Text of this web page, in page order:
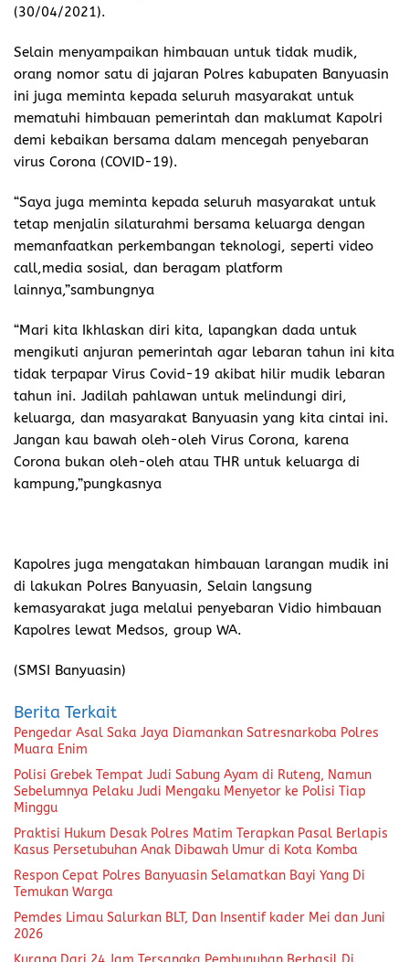
(30/04/2021).
Selain menyampaikan himbauan untuk tidak mudik,
orang nomor satu di jajaran Polres kabupaten Banyuasin
ini juga meminta kepada seluruh masyarakat untuk
mematuhi himbauan pemerintah dan maklumat Kapolri
demi kebaikan bersama dalam mencegah penyebaran
virus Corona (COVID-19).
“Saya juga meminta kepada seluruh masyarakat untuk
tetap menjalin silaturahmi bersama keluarga dengan
memanfaatkan perkembangan teknologi, seperti video
call,media sosial, dan beragam platform
lainnya,”sambungnya
“Mari kita Ikhlaskan diri kita, lapangkan dada untuk
mengikuti anjuran pemerintah agar lebaran tahun ini kita
tidak terpapar Virus Covid-19 akibat hilir mudik lebaran
tahun ini. Jadilah pahlawan untuk melindungi diri,
keluarga, dan masyarakat Banyuasin yang kita cintai ini.
Jangan kau bawah oleh-oleh Virus Corona, karena
Corona bukan oleh-oleh atau THR untuk keluarga di
kampung,”pungkasnya
Kapolres juga mengatakan himbauan larangan mudik ini
di lakukan Polres Banyuasin, Selain langsung
kemasyarakat juga melalui penyebaran Vidio himbauan
Kapolres lewat Medsos, group WA.
(SMSI Banyuasin)
Berita Terkait
Pengedar Asal Saka Jaya Diamankan Satresnarkoba Polres
Muara Enim
Polisi Grebek Tempat Judi Sabung Ayam di Ruteng, Namun
Sebelumnya Pelaku Judi Mengaku Menyetor ke Polisi Tiap
Minggu
Praktisi Hukum Desak Polres Matim Terapkan Pasal Berlapis
Kasus Persetubuhan Anak Dibawah Umur di Kota Komba
Respon Cepat Polres Banyuasin Selamatkan Bayi Yang Di
Temukan Warga
Pemdes Limau Salurkan BLT, Dan Insentif kader Mei dan Juni
2026